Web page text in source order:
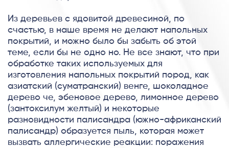
Из деревьев с ядовитой древесиной, по
счастью, в наше время не делают напольных
покрытий, и можно было бы забыть об этой
теме, если бы не одно но. Не все знают, что при
обработке таких используемых для
изготовления напольных покрытий пород, как
азиатский (суматранский) венге, шоколадное
дерево че, эбеновое дерево, лимонное дерево
(зантоксилум желтый) и некоторые
разновидности палисандра (южно-африканский
палисандр) образуется пыль, которая может
вызвать аллергические реакции: поражения